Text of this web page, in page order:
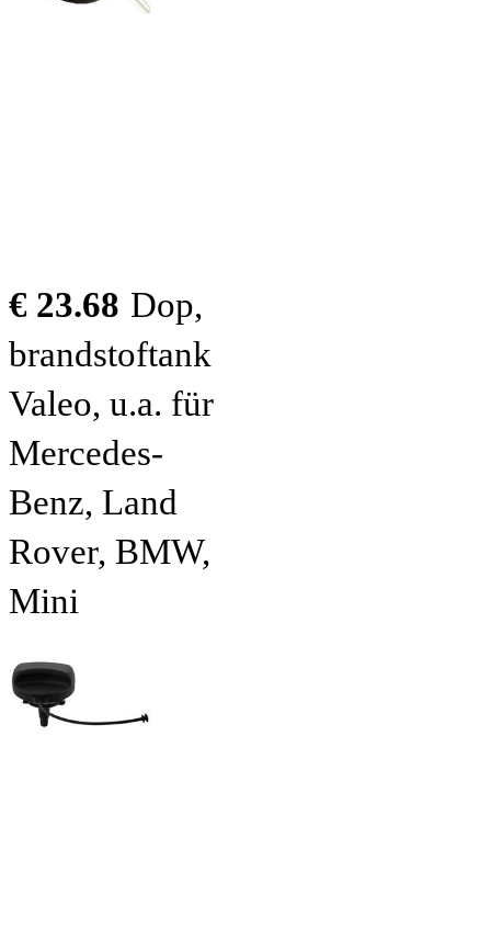
€ 23.68 Dop,
brandstoftank
Valeo, u.a. für
Mercedes-
Benz, Land
Rover, BMW,
Mini